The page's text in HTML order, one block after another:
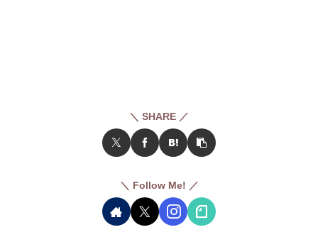
＼ SHARE ／
＼ Follow Me! ／